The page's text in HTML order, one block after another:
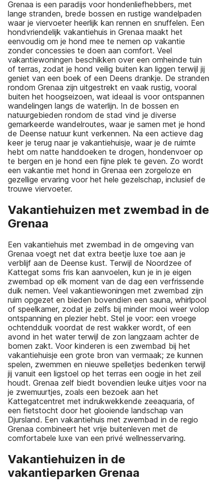
Grenaa is een paradijs voor hondenliefhebbers, met
lange stranden, brede bossen en rustige wandelpaden
waar je viervoeter heerlijk kan rennen en snuffelen. Een
hondvriendelijk vakantiehuis in Grenaa maakt het
eenvoudig om je hond mee te nemen op vakantie
zonder concessies te doen aan comfort. Veel
vakantiewoningen beschikken over een omheinde tuin
of terras, zodat je hond veilig buiten kan liggen terwijl jij
geniet van een boek of een Deens drankje. De stranden
rondom Grenaa zijn uitgestrekt en vaak rustig, vooral
buiten het hoogseizoen, wat ideaal is voor ontspannen
wandelingen langs de waterlijn. In de bossen en
natuurgebieden rondom de stad vind je diverse
gemarkeerde wandelroutes, waar je samen met je hond
de Deense natuur kunt verkennen. Na een actieve dag
keer je terug naar je vakantiehuisje, waar je de ruimte
hebt om natte handdoeken te drogen, hondenvoer op
te bergen en je hond een fijne plek te geven. Zo wordt
een vakantie met hond in Grenaa een zorgeloze en
gezellige ervaring voor het hele gezelschap, inclusief de
trouwe viervoeter.
Vakantiehuizen met zwembad in de
Grenaa
Een vakantiehuis met zwembad in de omgeving van
Grenaa voegt net dat extra beetje luxe toe aan je
verblijf aan de Deense kust. Terwijl de Noordzee of
Kattegat soms fris kan aanvoelen, kun je in je eigen
zwembad op elk moment van de dag een verfrissende
duik nemen. Veel vakantiewoningen met zwembad zijn
ruim opgezet en bieden bovendien een sauna, whirlpool
of speelkamer, zodat je zelfs bij minder mooi weer volop
ontspanning en plezier hebt. Stel je voor: een vroege
ochtendduik voordat de rest wakker wordt, of een
avond in het water terwijl de zon langzaam achter de
bomen zakt. Voor kinderen is een zwembad bij het
vakantiehuisje een grote bron van vermaak; ze kunnen
spelen, zwemmen en nieuwe spelletjes bedenken terwijl
jij vanuit een ligstoel op het terras een oogje in het zeil
houdt. Grenaa zelf biedt bovendien leuke uitjes voor na
je zwemuurtjes, zoals een bezoek aan het
Kattegatcentret met indrukwekkende zeeaquaria, of
een fietstocht door het glooiende landschap van
Djursland. Een vakantiehuis met zwembad in de regio
Grenaa combineert het vrije buitenleven met de
comfortabele luxe van een privé wellnesservaring.
Vakantiehuizen in de
vakantieparken Grenaa